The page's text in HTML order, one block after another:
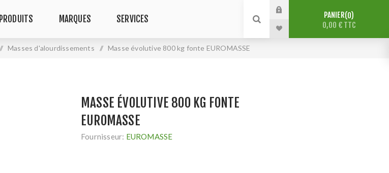
PRODUITS MARQUES SERVICES PANIER 0
0,00 € TTC
/ Masses d'alourdissements / Masse évolutive 800 kg fonte EUROMASSE
MASSE ÉVOLUTIVE 800 KG FONTE
EUROMASSE
Fournisseur: EUROMASSE